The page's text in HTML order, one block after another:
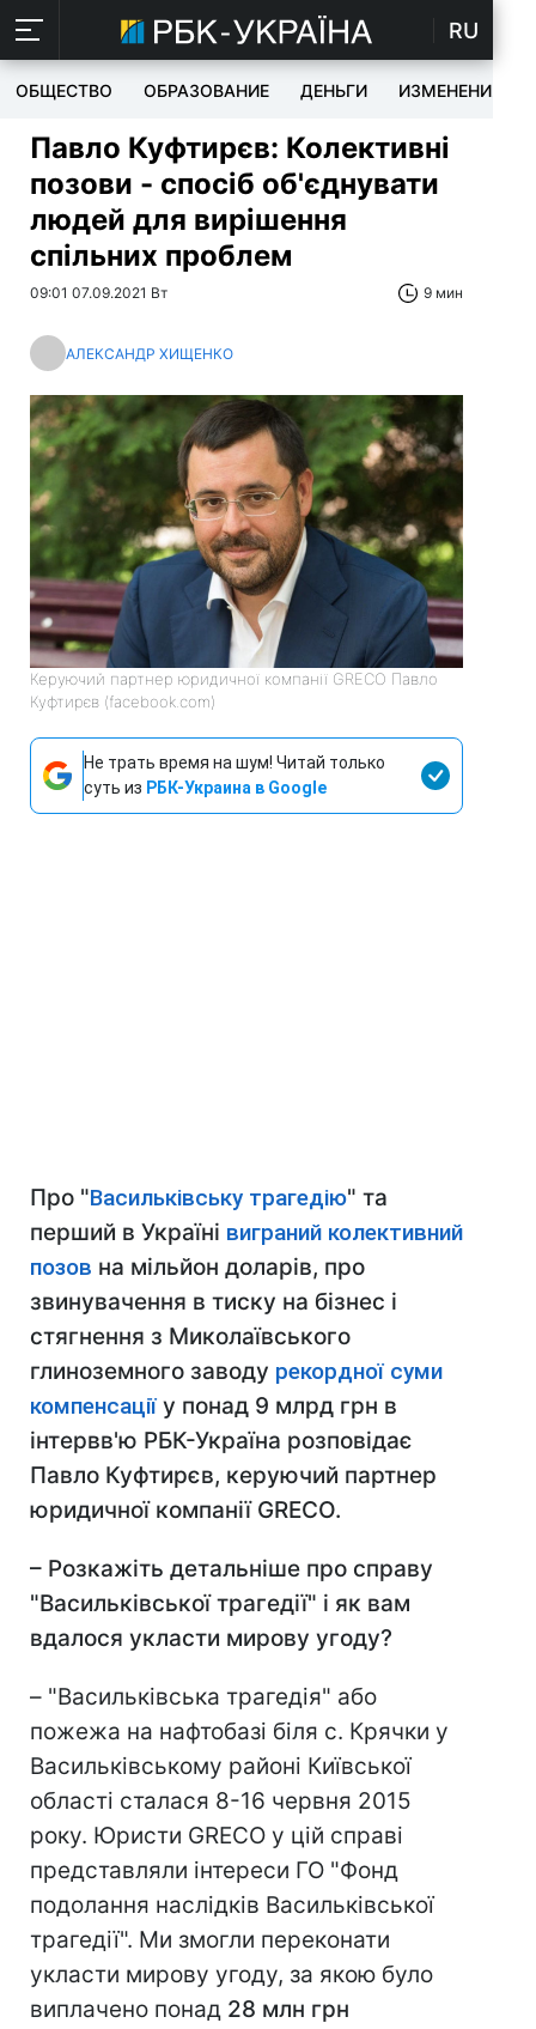
RU
ОБЩЕСТВО ОБРАЗОВАНИЕ ДЕНЬГИ ИЗМЕНЕНИЯ
Павло Куфтирєв: Колективні
позови - спосіб об'єднувати
людей для вирішення
спільних проблем
09:01 07.09.2021 Вт 9 мин
АЛЕКСАНДР ХИЩЕНКО
Керуючий партнер юридичної компанії GRECO Павло
Куфтирєв (facebook.com)
Не трать время на шум! Читай только
суть из РБК-Украина в Google
Про "Васильківську трагедію" та
перший в Україні виграний колективний
позов на мільйон доларів, про
звинувачення в тиску на бізнес і
стягнення з Миколаївського
глиноземного заводу рекордної суми
компенсаціїу понад 9 млрд грн в
інтервв'ю РБК-Україна розповідає
Павло Куфтирєв, керуючий партнер
юридичної компанії GRECO.
– Розкажіть детальніше про справу
"Васильківської трагедії" і як вам
вдалося укласти мирову угоду?
– "Васильківська трагедія" або
пожежа на нафтобазі біля с. Крячки у
Васильківському районі Київської
області сталася 8-16 червня 2015
року. Юристи GRECO у цій справі
представляли інтереси ГО "Фонд
подолання наслідків Васильківської
трагедії". Ми змогли переконати
укласти мирову угоду, за якою було
виплачено понад 28 млн грн